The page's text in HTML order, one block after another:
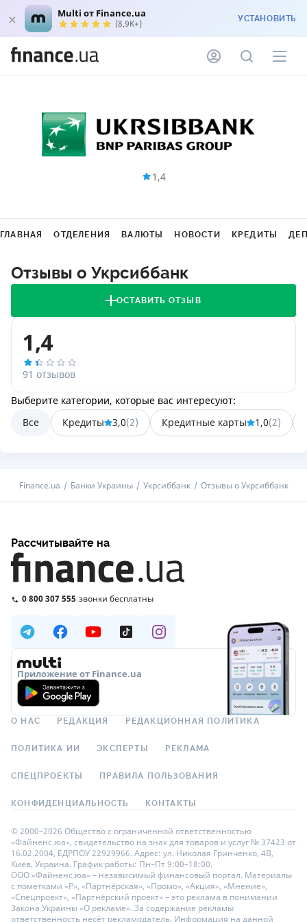
Multi от Finance.ua
(8,9K+) УСТАНОВИТЬ
1,4
ГЛАВНАЯ ОТДЕЛЕНИЯ ВАЛЮТЫ НОВОСТИ КРЕДИТЫ
Отзывы о Укрсиббанк
ОСТАВИТЬ ОТЗЫВ
1,4
91 отзывов
Выберите категории, которые вас интересуют:
Все
Кредиты 3,0(2) Кредитные карты 1,0(2)
Finance.ua Банки Украины Укрсиббанк Отзывы о Укрсиббанк
Рассчитывайте на
0 800 307 555 звонки бесплатны
Приложение от Finance.ua
О НАС РЕДАКЦИЯ РЕДАКЦИОННАЯ ПОЛИТИКА
ПОЛИТИКА ИИ ЭКСПЕРТЫ РЕКЛАМА
СПЕЦПРОЕКТЫ ПРАВИЛА ПОЛЬЗОВАНИЯ
КОНФИДЕНЦИАЛЬНОСТЬ КОНТАКТЫ
© 2000–2026 Общество с ограниченной ответственностью
«Файненс.юа», свидетельство на знак для товаров и услуг № 37423 от
16.02.2004, ЕДРПОУ 22929966. Адрес: ул. Николая Гринченко, 4В,
Киев, Украина. График работы: Пн–Пт 9:00–18:00.
ООО «Файненс.юа» – независимый финансовый портал. Материалы
с пометками «Р», «Партнёрская», «Промо», «Акция», «Мнение»,
«Спецпроект», «Партнёрский проект» – это реклама в понимании
Закона Украины «О рекламе». За содержание рекламы
ответственность несёт рекламодатель. Информация на данной